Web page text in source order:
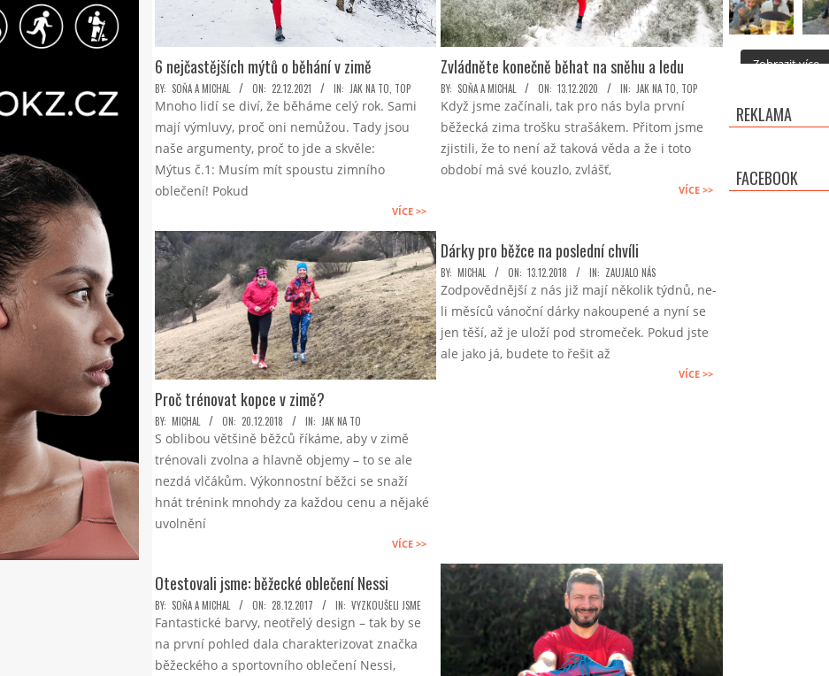
6 nejčastějších mýtů o běhání v zimě
2021-
12-
22
BY: SOŇA A MICHAL ON: 22.12.2021 IN: JAK NA TO TOP
Mnoho lidí se diví, že běháme celý rok. Sami
mají výmluvy, proč oni nemůžou. Tady jsou
naše argumenty, proč to jde a skvěle:
Mýtus č.1: Musím mít spoustu zimního
oblečení! Pokud
VÍCE >>
Zvládněte konečně běhat na sněhu a ledu
2020-
12-
13
BY: SOŇA A MICHAL ON: 13.12.2020 IN: JAK NA TO TOP
Když jsme začínali, tak pro nás byla první
běžecká zima trošku strašákem. Přitom jsme
zjistili, že to není až taková věda a že i toto
období má své kouzlo, zvlášť,
VÍCE >>
Proč trénovat kopce v zimě?
2018-
12-
20
BY: MICHAL ON: 20.12.2018 IN: JAK NA TO
S oblibou většině běžců říkáme, aby v zimě
trénovali zvolna a hlavně objemy – to se ale
nezdá vlčákům. Výkonnostní běžci se snaží
hnát trénink mnohdy za každou cenu a nějaké
uvolnění
VÍCE >>
Dárky pro běžce na poslední chvíli
2018-
12-
13
BY: MICHAL ON: 13.12.2018 IN: ZAUJALO NÁS
Zodpovědnější z nás již mají několik týdnů, ne-
li měsíců vánoční dárky nakoupené a nyní se
jen těší, až je uloží pod stromeček. Pokud jste
ale jako já, budete to řešit až
VÍCE >>
Otestovali jsme: běžecké oblečení Nessi
2017-
12-
28
BY: SOŇA A MICHAL ON: 28.12.2017 IN: VYZKOUŠELI JSME
Fantastické barvy, neotřelý design – tak by se
na první pohled dala charakterizovat značka
běžeckého a sportovního oblečení Nessi,
Zobrazit více...
REKLAMA
FACEBOOK